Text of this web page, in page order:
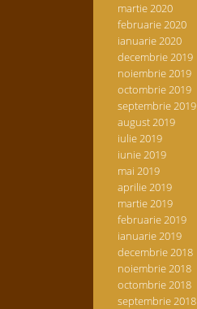
martie 2020
februarie 2020
ianuarie 2020
decembrie 2019
noiembrie 2019
octombrie 2019
septembrie 2019
august 2019
iulie 2019
iunie 2019
mai 2019
aprilie 2019
martie 2019
februarie 2019
ianuarie 2019
decembrie 2018
noiembrie 2018
octombrie 2018
septembrie 2018